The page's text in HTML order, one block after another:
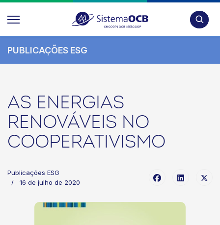
PUBLICAÇÕES ESG
AS ENERGIAS
RENOVÁVEIS NO
COOPERATIVISMO
Publicações ESG
16 de julho de 2020